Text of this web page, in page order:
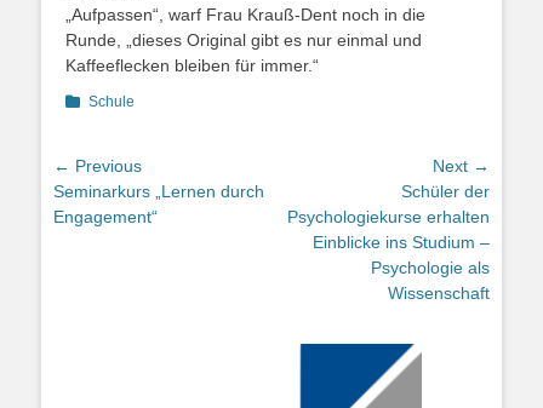
„Aufpassen“, warf Frau Krauß-Dent noch in die
Runde, „dieses Original gibt es nur einmal und
Kaffeeflecken bleiben für immer.“
Categories
Schule
Beitragsnavigation
← Previous
Previous
post:
Seminarkurs „Lernen durch
Engagement“
Next →
post:
Schüler der
Psychologiekurse erhalten
Einblicke ins Studium –
Psychologie als
Wissenschaft